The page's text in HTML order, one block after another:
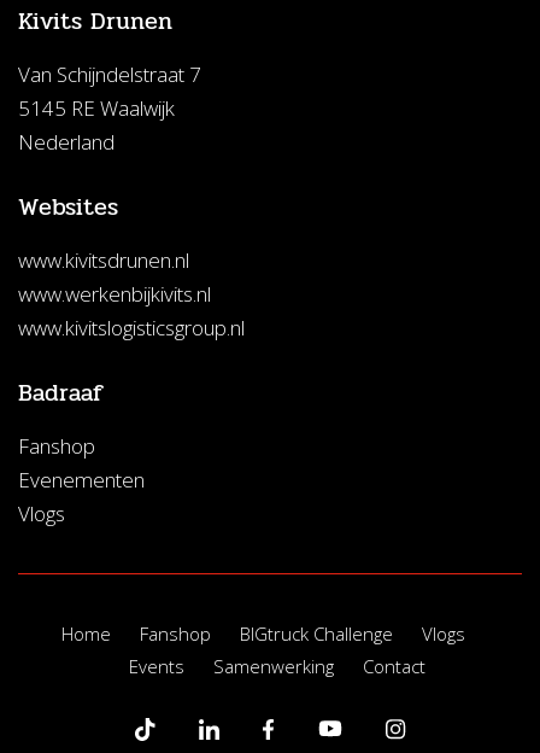
Kivits Drunen
Van Schijndelstraat 7
5145 RE Waalwijk
Nederland
Websites
www.kivitsdrunen.nl
www.werkenbijkivits.nl
www.kivitslogisticsgroup.nl
Badraaf
Fanshop
Evenementen
Vlogs
Home Fanshop BIGtruck Challenge
Vlogs
Events
Samenwerking Contact